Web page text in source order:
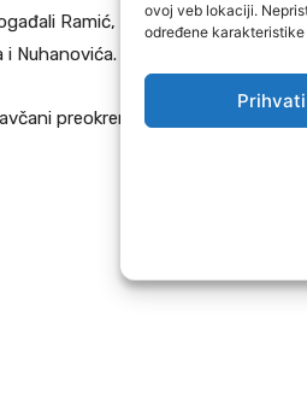
ovoj veb lokaciji.
određene
Prihvati
Ramić, Duvnjak i dva puta
i Nuhanovića. Vodeći gol za Bosnu
preokrenuli…